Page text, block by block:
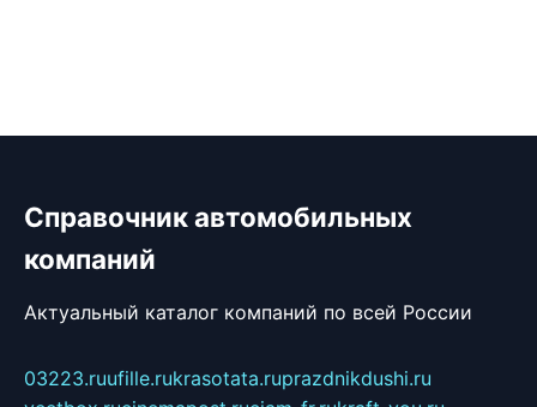
Справочник автомобильных
компаний
Актуальный каталог компаний по всей России
03223.ruufille.rukrasotata.ruprazdnikdushi.ru